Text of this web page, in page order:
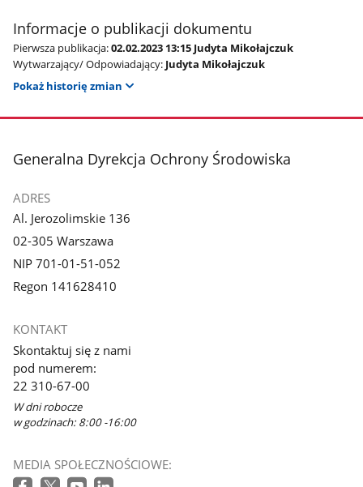
Informacje o publikacji dokumentu
Pierwsza publikacja:02.02.2023 13:15 Judyta Mikołajczuk
Wytwarzający/ Odpowiadający: Judyta Mikołajczuk
Pokaż historię zmian
stopka
Generalna Dyrekcja Ochrony Środowiska
ADRES
Al. Jerozolimskie 136
02-305 Warszawa
NIP 701-01-51-052
Regon 141628410
KONTAKT
Skontaktuj się z nami
pod numerem:
22 310-67-00
W dni robocze
w godzinach: 8:00 -16:00
MEDIA SPOŁECZNOŚCIOWE: